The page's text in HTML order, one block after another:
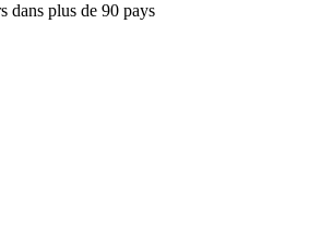
dans plus de 90 pays